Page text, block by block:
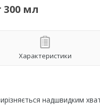
мл
Характеристики
надшвидким